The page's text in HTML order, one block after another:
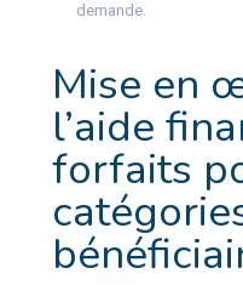
demande.
Mise en
l’aide
forfaits